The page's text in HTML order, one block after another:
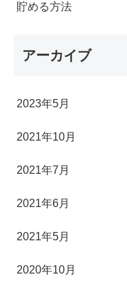
貯める方法
アーカイブ
2023年5月
2021年10月
2021年7月
2021年6月
2021年5月
2020年10月